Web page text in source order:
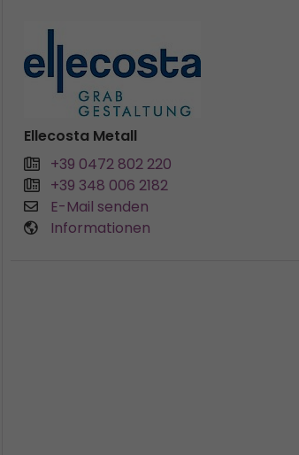
Ellecosta Metall
+39 0472 802 220
+39 348 006 2182
E-Mail senden
Informationen